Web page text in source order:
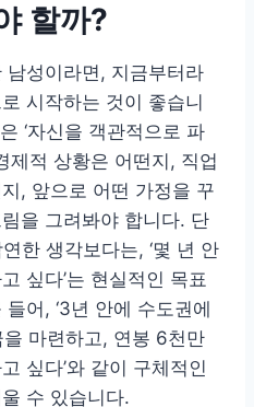
할까?
성이라면, 지금부터라
시작하는 것이 좋습니
‘자신을 객관적으로 파
제적 상황은 어떤지, 직업
, 앞으로 어떤 가정을 꾸
을 그려봐야 합니다. 단
한 생각보다는, ‘몇 년 안
싶다’는 현실적인 목표
어, ‘3년 안에 수도권에
마련하고, 연봉 6천만
싶다’와 같이 구체적인
수 있습니다.